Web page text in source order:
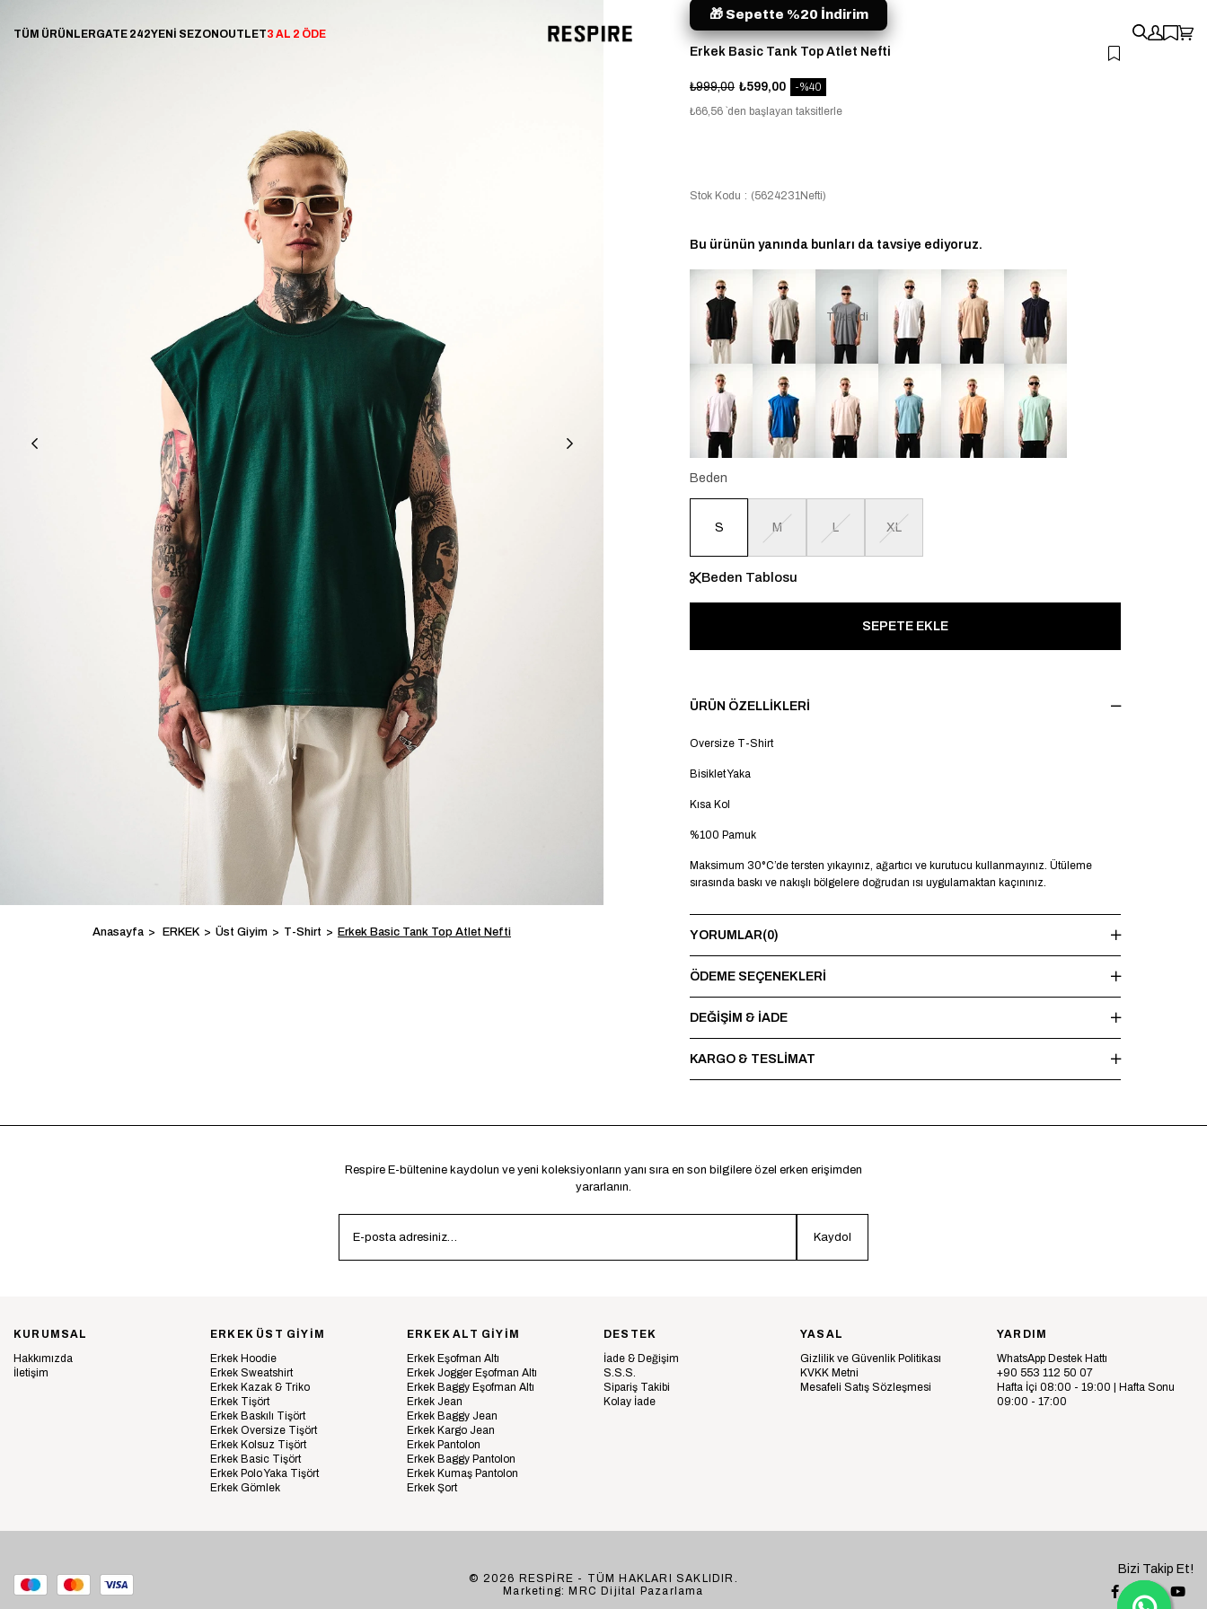
TÜM ÜRÜNLERGATE 242YENİ SEZONOUTLET3 AL 2 ÖDE
Anasayfa ERKEK Üst Giyim T-Shirt Erkek Basic Tank Top Atlet Nefti
Erkek Basic Tank Top Atlet Nefti
₺999,00 ₺599,00
40
₺66,56 `den başlayan taksitlerle
🎁 Sepette %20 İndirim
Stok Kodu (5624231Nefti)
Bu ürünün yanında bunları da tavsiye ediyoruz.
Tükendi
Beden
S M L XL
Beden Tablosu
ÜRÜN ÖZELLIKLERI
Oversize T-Shirt
Bisiklet Yaka
Kısa Kol
%100 Pamuk
Maksimum 30°C’de tersten yıkayınız, ağartıcı ve kurutucu kullanmayınız. Ütüleme
sırasında baskı ve nakışlı bölgelere doğrudan ısı uygulamaktan kaçınınız.
YORUMLAR(0)
ÖDEME SEÇENEKLERI
DEĞİŞİM & İADE
KARGO & TESLİMAT
Respire E-bültenine kaydolun ve yeni koleksiyonların yanı sıra en son bilgilere özel erken erişimden
yararlanın.
Kaydol
KURUMSAL
Hakkımızda
İletişim
ERKEK ÜST GİYİM
Erkek Hoodie
Erkek Sweatshirt
Erkek Kazak & Triko
Erkek Tişört
Erkek Baskılı Tişört
Erkek Oversize Tişört
Erkek Kolsuz Tişört
Erkek Basic Tişört
Erkek Polo Yaka Tişört
Erkek Gömlek
ERKEK ALT GİYİM
Erkek Eşofman Altı
Erkek Jogger Eşofman Altı
Erkek Baggy Eşofman Altı
Erkek Jean
Erkek Baggy Jean
Erkek Kargo Jean
Erkek Pantolon
Erkek Baggy Pantolon
Erkek Kumaş Pantolon
Erkek Şort
DESTEK
İade & Değişim
S.S.S.
Sipariş Takibi
Kolay İade
YASAL
Gizlilik ve Güvenlik Politikası
KVKK Metni
Mesafeli Satış Sözleşmesi
YARDIM
WhatsApp Destek Hattı
+90 553 112 50 07
Hafta İçi 08:00 - 19:00 | Hafta Sonu
09:00 - 17:00
© 2026 RESPİRE - TÜM HAKLARI SAKLIDIR.
Marketing: MRC Dijital Pazarlama
Bizi Takip Et!